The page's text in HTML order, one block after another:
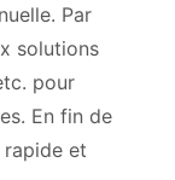
Par
solutions
pour
En fin de
et